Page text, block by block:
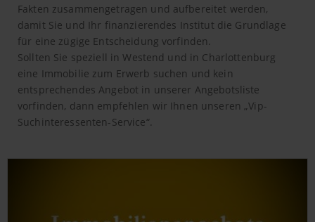
Fakten zusammengetragen und aufbereitet werden,
damit Sie und Ihr finanzierendes Institut die Grundlage
für eine zügige Entscheidung vorfinden.
Sollten Sie speziell in Westend und in Charlottenburg
eine Immobilie zum Erwerb suchen und kein
entsprechendes Angebot in unserer Angebotsliste
vorfinden, dann empfehlen wir Ihnen unseren „Vip-
Suchinteressenten-Service“.